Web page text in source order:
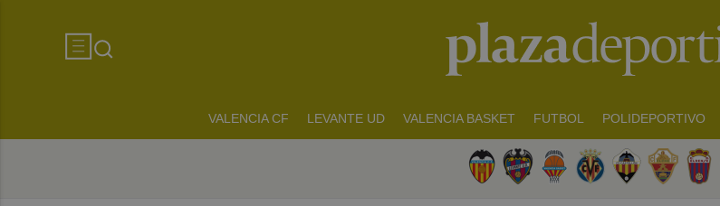
VALENCIA CF LEVANTE UD VALENCIA BASKET FUTBOL POLIDEPORTIVO